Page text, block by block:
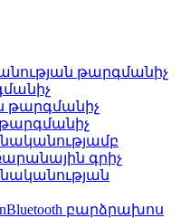
թարգմանիչ
թարգմանիչ
թարգմանիչ
գրիչ
բարձրախոս